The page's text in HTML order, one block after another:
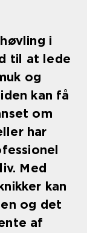
i
til at lede
og
kan få
om
har
Med
kan
og det
af